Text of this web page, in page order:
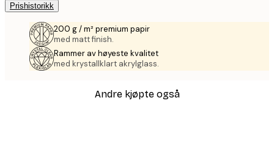
Prishistorikk
200 g / m² premium papir
med matt finish.
Rammer av høyeste kvalitet
med krystallklart akrylglass.
Andre kjøpte også